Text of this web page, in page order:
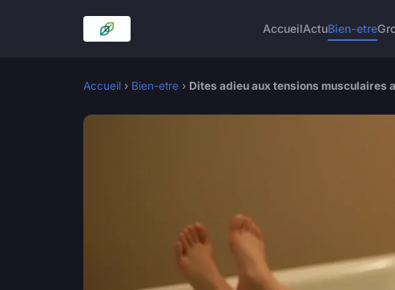
AccueilActuBien-etre
Accueil › Bien-etre › Dites adieu aux tensions musculaires